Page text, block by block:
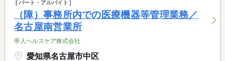
パート・アルバイト
（障）事務所内での医療機器等管理業務／
名古屋南営業所
帝人ヘルスケア株式会社
愛知県名古屋市中区